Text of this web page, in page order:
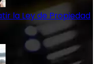
la Ley de Propiedad